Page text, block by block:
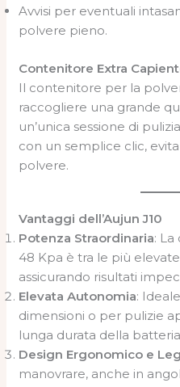
Avvisi per eventuali
polvere pieno.
Contenitore Extra
Il contenitore per la
raccogliere una grande
un’unica sessione di
con un semplice clic,
polvere.
Vantaggi dell’Aujun J10
Potenza Straordinaria: La
48 Kpa è tra le più
assicurando risultati
Elevata Autonomia:
dimensioni o per pulizie
lunga durata della
Design Ergonomico e
manovrare, anche in